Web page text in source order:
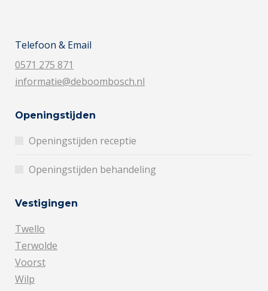
Telefoon & Email
0571 275 871
informatie@deboombosch.nl
Openingstijden
Openingstijden receptie
Openingstijden behandeling
Vestigingen
Twello
Terwolde
Voorst
Wilp